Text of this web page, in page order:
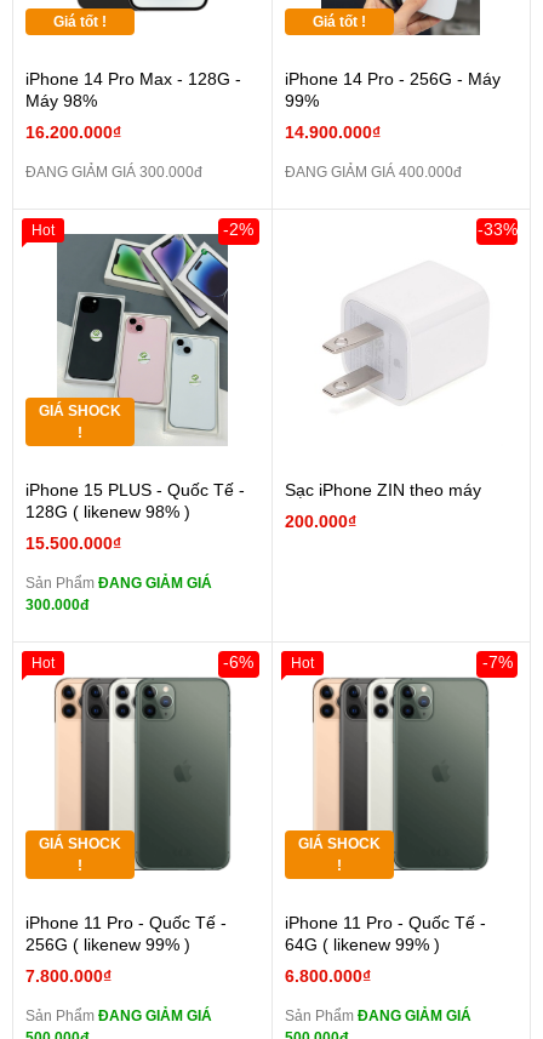
Giá tốt !
iPhone 14 Pro Max - 128G -
Máy 98%
16.200.000₫
ĐANG GIẢM GIÁ 300.000đ
Giá tốt !
iPhone 14 Pro - 256G - Máy
99%
14.900.000₫
ĐANG GIẢM GIÁ 400.000đ
GIÁ SHOCK
!
iPhone 15 PLUS - Quốc Tế -
128G ( likenew 98% )
15.500.000₫
-2%
Sản Phẩm ĐANG GIẢM GIÁ
300.000đ
Hot
Sạc iPhone ZIN theo máy
200.000₫
-33%
GIÁ SHOCK
!
iPhone 11 Pro - Quốc Tế -
256G ( likenew 99% )
7.800.000₫
-6%
Sản Phẩm ĐANG GIẢM GIÁ
Hot
GIÁ SHOCK
!
iPhone 11 Pro - Quốc Tế -
64G ( likenew 99% )
6.800.000₫
-7%
Sản Phẩm ĐANG GIẢM GIÁ
Hot